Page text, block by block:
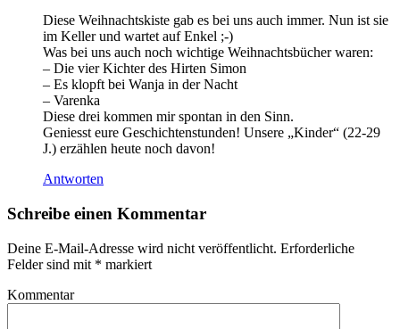
Diese Weihnachtskiste gab es bei uns auch immer. Nun ist sie
im Keller und wartet auf Enkel ;-)
Was bei uns auch noch wichtige Weihnachtsbücher waren:
– Die vier Kichter des Hirten Simon
– Es klopft bei Wanja in der Nacht
– Varenka
Diese drei kommen mir spontan in den Sinn.
Geniesst eure Geschichtenstunden! Unsere „Kinder“ (22-29
J.) erzählen heute noch davon!
Antworten
Schreibe einen Kommentar
Deine E-Mail-Adresse wird nicht veröffentlicht. Erforderliche
Felder sind mit * markiert
Kommentar